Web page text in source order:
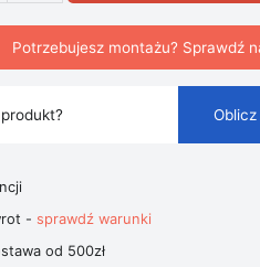
Potrzebujesz montażu? Sprawdź
-sprawdź warunki
od 500zł